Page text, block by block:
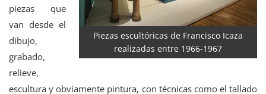
Piezas escultóricas de Francisco Icaza
realizadas entre 1966-1967
piezas que
van desde el
dibujo,
grabado,
relieve,
escultura y obviamente pintura, con técnicas como el tallado